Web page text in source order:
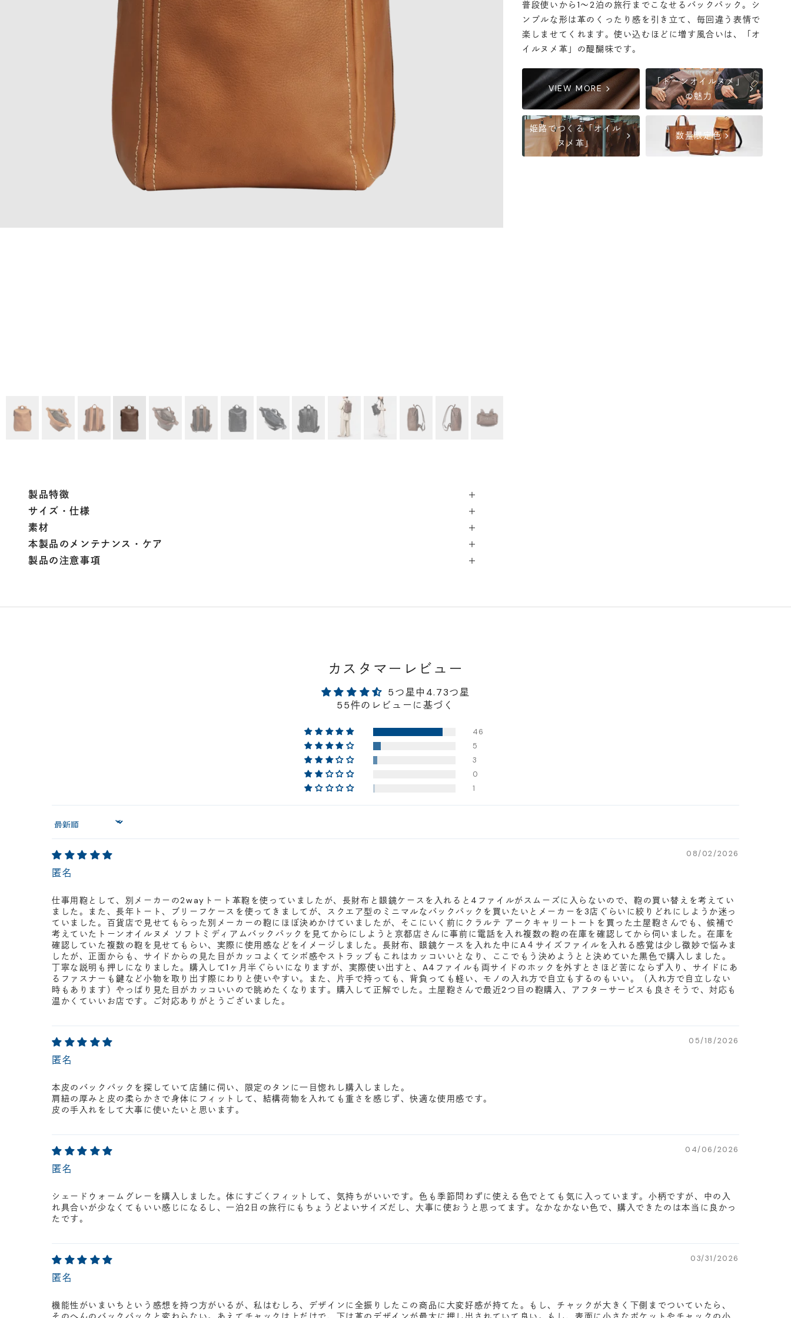
普段使いから1〜2泊の旅行までこなせるバックパック。シ
ンプルな形は革のくったり感を引き立て、毎回違う表情で
楽しませてくれます。使い込むほどに増す風合いは、「オ
イルヌメ革」の醍醐味です。
VIEW MOREchevron_right
「トーンオイルヌメ」
の魅力
chevron_right
姫路でつくる「オイル
ヌメ革」
chevron_right 数量限定色chevron_right
製品特徴
サイズ・仕様
素材
本製品のメンテナンス・ケア
製品の注意事項
カスタマーレビュー
5つ星中4.73つ星
55件のレビューに基づく
46
5
3
0
1
Sort by
08/02/2026
匿名
仕事用鞄として、別メーカーの2wayトート革鞄を使っていましたが、長財布と眼鏡ケースを入れると4ファイルがスムーズに入らないので、鞄の買い替えを考えてい
ました。また、長年トート、ブリーフケースを使ってきましてが、スクエア型のミニマルなバックパックを買いたいとメーカーを3店ぐらいに絞りどれにしようか迷っ
ていました。百貨店で見せてもらった別メーカーの鞄にほぼ決めかけていましたが、そこにいく前にクラルテ アークキャリートートを買った土屋鞄さんでも、候補で
考えていたトーンオイルヌメ ソフトミディアムバックパックを見てからにしようと京都店さんに事前に電話を入れ複数の鞄の在庫を確認してから伺いました。在庫を
確認していた複数の鞄を見せてもらい、実際に使用感などをイメージしました。長財布、眼鏡ケースを入れた中にA４サイズファイルを入れる感覚は少し微妙で悩みま
したが、正面からも、サイドからの見た目がカッコよくてシボ感やストラップもこれはカッコいいとなり、ここでもう決めようとと決めていた黒色で購入しました。
丁寧な説明も押しになりました。購入して1ヶ月半ぐらいになりますが、実際使い出すと、A4ファイルも両サイドのホックを外すとさほど苦にならず入り、サイドにあ
るファスナーも鍵など小物を取り出す際にわりと使いやすい。また、片手で持っても、背負っても軽い、モノの入れ方で自立もするのもいい。（入れ方で自立しない
時もあります）やっぱり見た目がカッコいいので眺めたくなります。購入して正解でした。土屋鞄さんで最近2つ目の鞄購入、アフターサービスも良さそうで、対応も
温かくていいお店です。ご対応ありがとうございました。
05/18/2026
匿名
本皮のバックパックを探していて店舗に伺い、限定のタンに一目惚れし購入しました。
肩紐の厚みと皮の柔らかさで身体にフィットして、結構荷物を入れても重さを感じず、快適な使用感です。
皮の手入れをして大事に使いたいと思います。
04/06/2026
匿名
シェードウォームグレーを購入しました。体にすごくフィットして、気持ちがいいです。色も季節問わずに使える色でとても気に入っています。小柄ですが、中の入
れ具合いが少なくてもいい感じになるし、一泊2日の旅行にもちょうどよいサイズだし、大事に使おうと思ってます。なかなかない色で、購入できたのは本当に良かっ
たです。
03/31/2026
匿名
機能性がいまいちという感想を持つ方がいるが、私はむしろ、デザインに全振りしたこの商品に大変好感が持てた。もし、チャックが大きく下側までついていたら、